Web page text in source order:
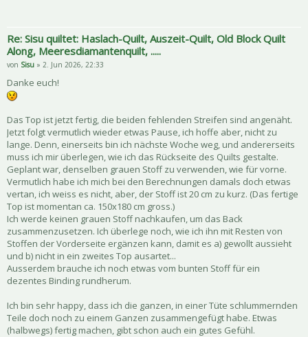
Re: Sisu quiltet: Haslach-Quilt, Auszeit-Quilt, Old Block Quilt
Along, Meeresdiamantenquilt, .....
von Sisu » 2. Jun 2026, 22:33
Danke euch!
Das Top ist jetzt fertig, die beiden fehlenden Streifen sind angenäht.
Jetzt folgt vermutlich wieder etwas Pause, ich hoffe aber, nicht zu
lange. Denn, einerseits bin ich nächste Woche weg, und andererseits
muss ich mir überlegen, wie ich das Rückseite des Quilts gestalte.
Geplant war, denselben grauen Stoff zu verwenden, wie für vorne.
Vermutlich habe ich mich bei den Berechnungen damals doch etwas
vertan, ich weiss es nicht, aber, der Stoff ist 20 cm zu kurz. (Das fertige
Top ist momentan ca. 150x180 cm gross.)
Ich werde keinen grauen Stoff nachkaufen, um das Back
zusammenzusetzen. Ich überlege noch, wie ich ihn mit Resten von
Stoffen der Vorderseite ergänzen kann, damit es a) gewollt aussieht
und b) nicht in ein zweites Top ausartet...
Ausserdem brauche ich noch etwas vom bunten Stoff für ein
dezentes Binding rundherum.
Ich bin sehr happy, dass ich die ganzen, in einer Tüte schlummernden
Teile doch noch zu einem Ganzen zusammengefügt habe. Etwas
(halbwegs) fertig machen, gibt schon auch ein gutes Gefühl.